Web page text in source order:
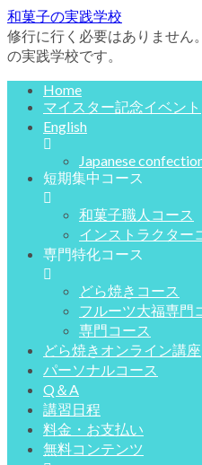
和菓子の実践学校
修行に行く必要はありません
の実践学校です。
Home
マイスター記念イベント
English
Japanese
短期集中コース
和菓子職人コース
インストラクター
専門特化コース
どら焼きコース
フルーツ大福専門
専門コース
どら焼きオンライン講座
パーソナルコース
Q＆A
講習日程
料金・お支払い
無料コンテンツ